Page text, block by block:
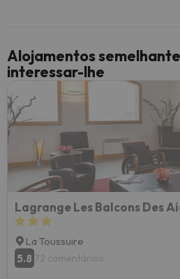
Alojamentos
interessar-lhe
Lagrange Les Balcons Des
La Toussuire
5.8 72 comentários